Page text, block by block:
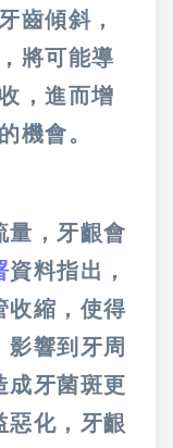
齒傾斜，
將可能導
，進而增
機會。
量，牙齦會
資料指出，
收縮，使得
影響到牙周
成牙菌斑更
惡化，牙齦